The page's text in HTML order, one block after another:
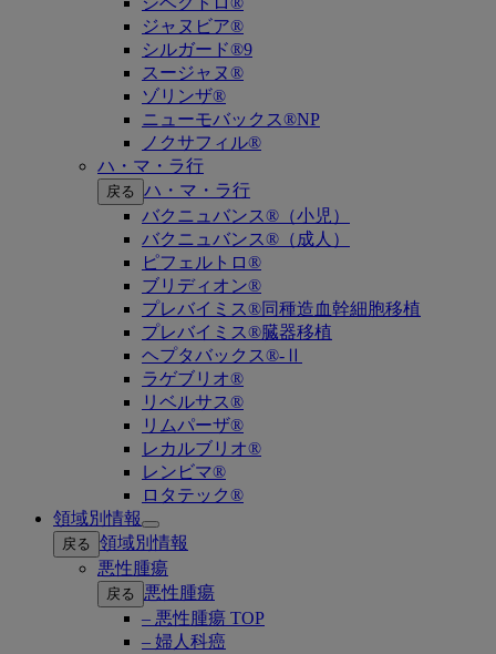
ジャヌビア®
シルガード®9
スージャヌ®
ゾリンザ®
ニューモバックス®NP
ノクサフィル®
ハ・マ・ラ行
戻る ハ・マ・ラ行
バクニュバンス®（小児）
バクニュバンス®（成人）
ピフェルトロ®
ブリディオン®
プレバイミス®同種造血幹細胞移植
プレバイミス®臓器移植
ヘプタバックス®-Ⅱ
ラゲブリオ®
リベルサス®
リムパーザ®
レカルブリオ®
レンビマ®
ロタテック®
領域別情報
Open
submenu
戻る 領域別情報
悪性腫瘍
戻る
悪性腫瘍
– 悪性腫瘍 TOP
– 婦人科癌